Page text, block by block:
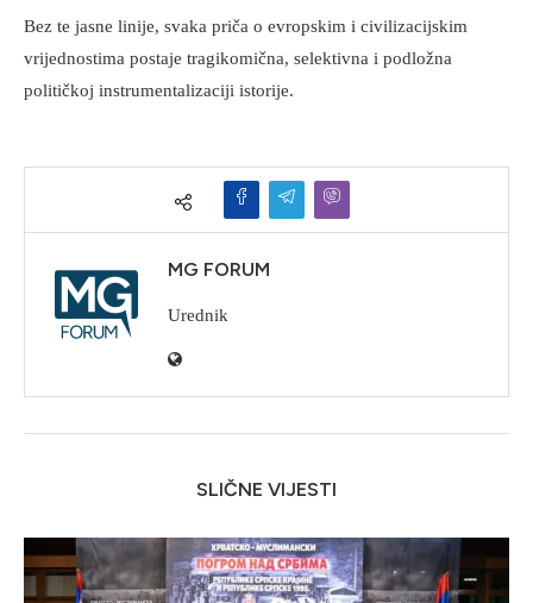
Bez te jasne linije, svaka priča o evropskim i civilizacijskim
vrijednostima postaje tragikomična, selektivna i podložna
političkoj instrumentalizaciji istorije.
MG FORUM
Urednik
SLIČNE VIJESTI